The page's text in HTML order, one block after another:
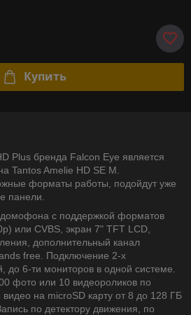
Купить
Plus бренда Falcon Eye является
Tantos Amelie HD SE M.
форматы работы, подойдут уже
панели.
с поддержкой форматов
или CVBS, экран 7" TFT LCD,
дополнительный канал
free. Подключение 2-х
до 6-ти мониторов в одной системе.
фото или 10 видеороликов по
на microSD карту от 8 до 128 ГБ
по детектору движения, по